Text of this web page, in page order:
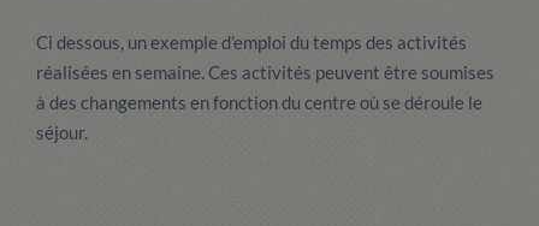
Ci dessous, un exemple d’emploi du temps des activités
réalisées en semaine. Ces activités peuvent être soumises
à des changements en fonction du centre où se déroule le
séjour.